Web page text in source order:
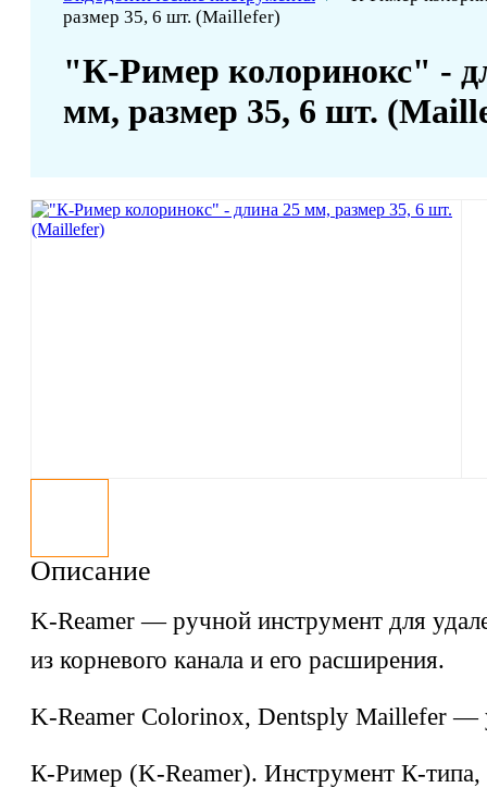
размер 35, 6 шт. (Maillefer)
"К-Ример колоринокс" -
мм, размер 35, 6 шт.
Описание
K-Reamer — ручной инструмент для
из корневого канала и его расширения.
K-Reamer Colorinox, Dentsply Maillefer —
К-Ример (K-Reamer). Инструмент К-типа,